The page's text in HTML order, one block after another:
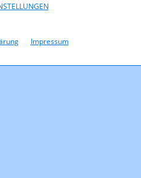
Impressum